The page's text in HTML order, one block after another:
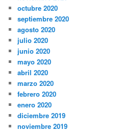
octubre 2020
septiembre 2020
agosto 2020
julio 2020
junio 2020
mayo 2020
abril 2020
marzo 2020
febrero 2020
enero 2020
diciembre 2019
noviembre 2019